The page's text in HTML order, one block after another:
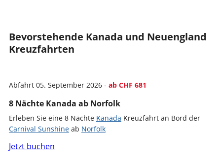
Bevorstehende Kanada und Neuengland
Kreuzfahrten
Abfahrt 05. September 2026 - ab CHF 681
8 Nächte Kanada ab Norfolk
Erleben Sie eine 8 Nächte Kanada Kreuzfahrt an Bord der
Carnival Sunshineab Norfolk
Jetzt buchen